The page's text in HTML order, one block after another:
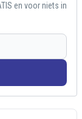
en voor niets in